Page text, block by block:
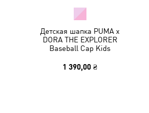
Детская шапка PUMA x
DORA THE EXPLORER
Baseball Cap Kids
1 390,00 ₴